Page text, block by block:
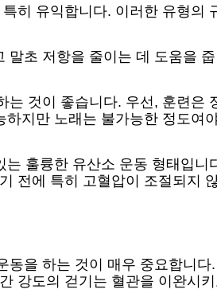
히 유익합니다. 이러한 유형의
초 저항을 줄이는 데 도움을
것이 좋습니다. 우선, 훈련은
지만 노래는 불가능한 정도여
훌륭한 유산소 운동 형태입
전에 특히 고혈압이 조절되지
을 하는 것이 매우 중요합니
강도의 걷기는 혈관을 이완시